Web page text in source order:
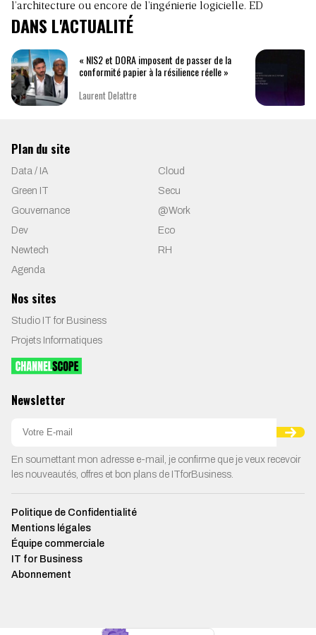
l’architecture ou encore de l’ingénierie logicielle. ED
DANS L'ACTUALITÉ
« NIS2 et DORA imposent de passer de la
conformité papier à la résilience réelle »
Laurent Delattre
Plan du site
Data / IA
Cloud
Green IT
Secu
Gouvernance
@Work
Dev
Eco
Newtech
RH
Agenda
Nos sites
Studio IT for Business
Projets Informatiques
Newsletter
En soumettant mon adresse e-mail, je confirme que je veux recevoir
les nouveautés, offres et bon plans de ITforBusiness.
Politique de Confidentialité
Mentions légales
Équipe commerciale
IT for Business
Abonnement